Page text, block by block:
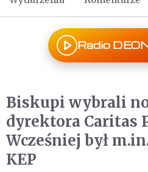
Radio
Biskupi wybrali
dyrektora Caritas
Wcześniej był
KEP